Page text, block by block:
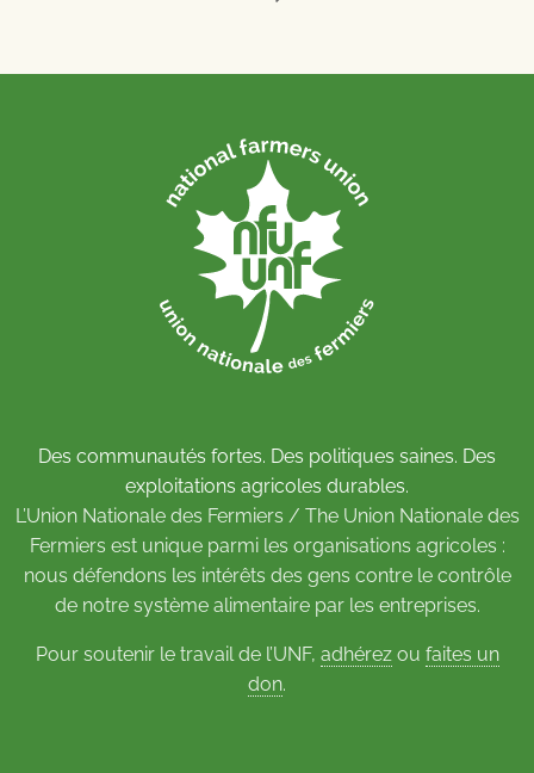
Des communautés fortes. Des politiques saines. Des
exploitations agricoles durables.
L’Union Nationale des Fermiers / The Union Nationale des
Fermiers est unique parmi les organisations agricoles :
nous défendons les intérêts des gens contre le contrôle
de notre système alimentaire par les entreprises.
Pour soutenir le travail de l’UNF, adhérezou faites un
don.